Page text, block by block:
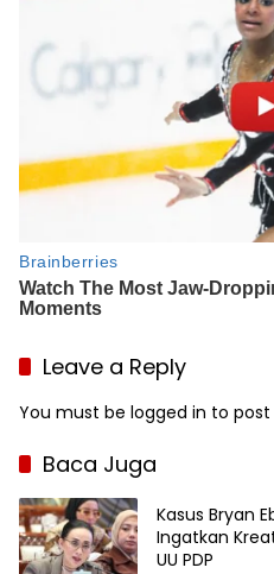
Leave a Reply
You must be logged in to
Baca Juga
Kasus Bryan
Ingatkan
UU PDP